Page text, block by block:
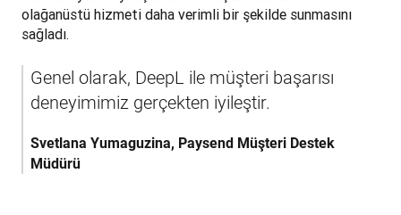
olağanüstü hizmeti daha verimli bir şekilde sunmasını
sağladı.
Genel olarak, DeepL ile müşteri başarısı
deneyimimiz gerçekten iyileştir.
Svetlana Yumaguzina, Paysend Müşteri Destek
Müdürü